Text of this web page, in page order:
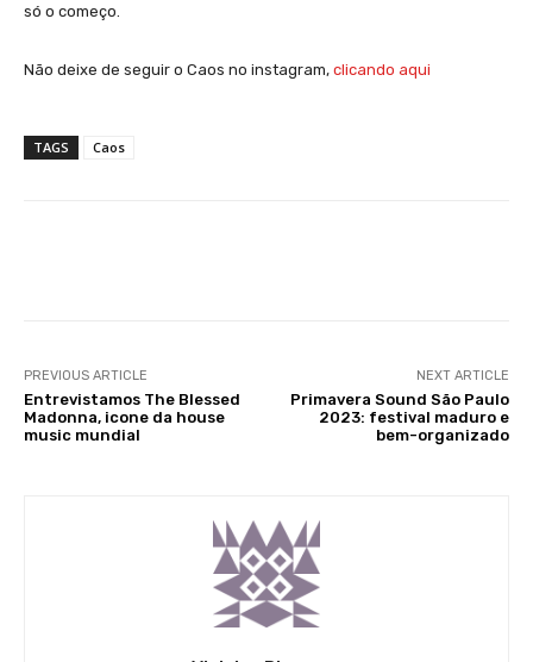
só o começo.
Não deixe de seguir o Caos no instagram, clicando aqui
TAGS Caos
PREVIOUS ARTICLE
Entrevistamos The Blessed
Madonna, icone da house
music mundial
NEXT ARTICLE
Primavera Sound São Paulo
2023: festival maduro e
bem-organizado